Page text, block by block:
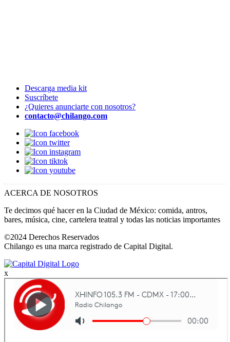
Descarga media kit
Suscríbete
¿Quieres anunciarte con nosotros?
contacto@chilango.com
ACERCA DE NOSOTROS
Te decimos qué hacer en la Ciudad de México: comida, antros,
bares, música, cine, cartelera teatral y todas las noticias importantes
©2024 Derechos Reservados
Chilango es una marca registrado de Capital Digital.
x